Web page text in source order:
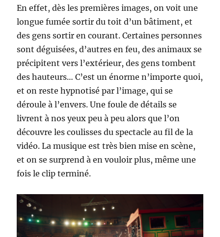
En effet, dès les premières images, on voit une
longue fumée sortir du toit d’un bâtiment, et
des gens sortir en courant. Certaines personnes
sont déguisées, d’autres en feu, des animaux se
précipitent vers l’extérieur, des gens tombent
des hauteurs… C’est un énorme n’importe quoi,
et on reste hypnotisé par l’image, qui se
déroule à l’envers. Une foule de détails se
livrent à nos yeux peu à peu alors que l’on
découvre les coulisses du spectacle au fil de la
vidéo. La musique est très bien mise en scène,
et on se surprend à en vouloir plus, même une
fois le clip terminé.